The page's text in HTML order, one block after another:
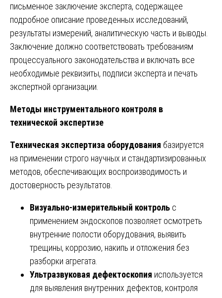
письменное заключение эксперта, содержащее
подробное описание проведенных исследований,
результаты измерений, аналитическую часть и выводы.
Заключение должно соответствовать требованиям
процессуального законодательства и включать все
необходимые реквизиты, подписи эксперта и печать
экспертной организации.
Методы инструментального контроля в
технической экспертизе
Техническая экспертиза оборудования базируется
на применении строго научных и стандартизированных
методов, обеспечивающих воспроизводимость и
достоверность результатов.
Визуально-измерительный контроль с
применением эндоскопов позволяет осмотреть
внутренние полости оборудования, выявить
трещины, коррозию, накипь и отложения без
разборки агрегата.
Ультразвуковая дефектоскопия используется
для выявления внутренних дефектов, контроля